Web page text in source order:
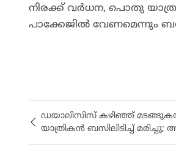
നിരക്ക് വർധന, പൊതു
പാക്കേജിൽ വേണമെന്നും
ഡയാലിസിസ് കഴിഞ്ഞ്
യാത്രികൻ ബസിലിടിച്ച് മരിച്ചു;